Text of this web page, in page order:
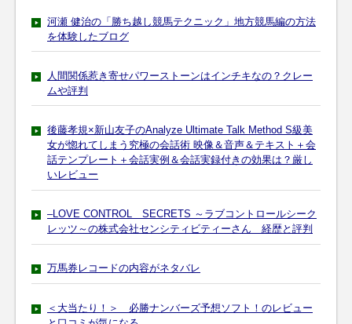
河瀬 健治の「勝ち越し競馬テクニック」地方競馬編の方法
を体験したブログ
人間関係惹き寄せパワーストーンはインチキなの？クレー
ムや評判
後藤孝規×新山友子のAnalyze Ultimate Talk Method S級美
女が惚れてしまう究極の会話術 映像＆音声＆テキスト＋会
話テンプレート＋会話実例＆会話実録付きの効果は？厳し
いレビュー
–LOVE CONTROL SECRETS ～ラブコントロールシーク
レッツ～の株式会社センシティビティーさん 経歴と評判
万馬券レコードの内容がネタバレ
＜大当たり！＞ 必勝ナンバーズ予想ソフト！のレビュー